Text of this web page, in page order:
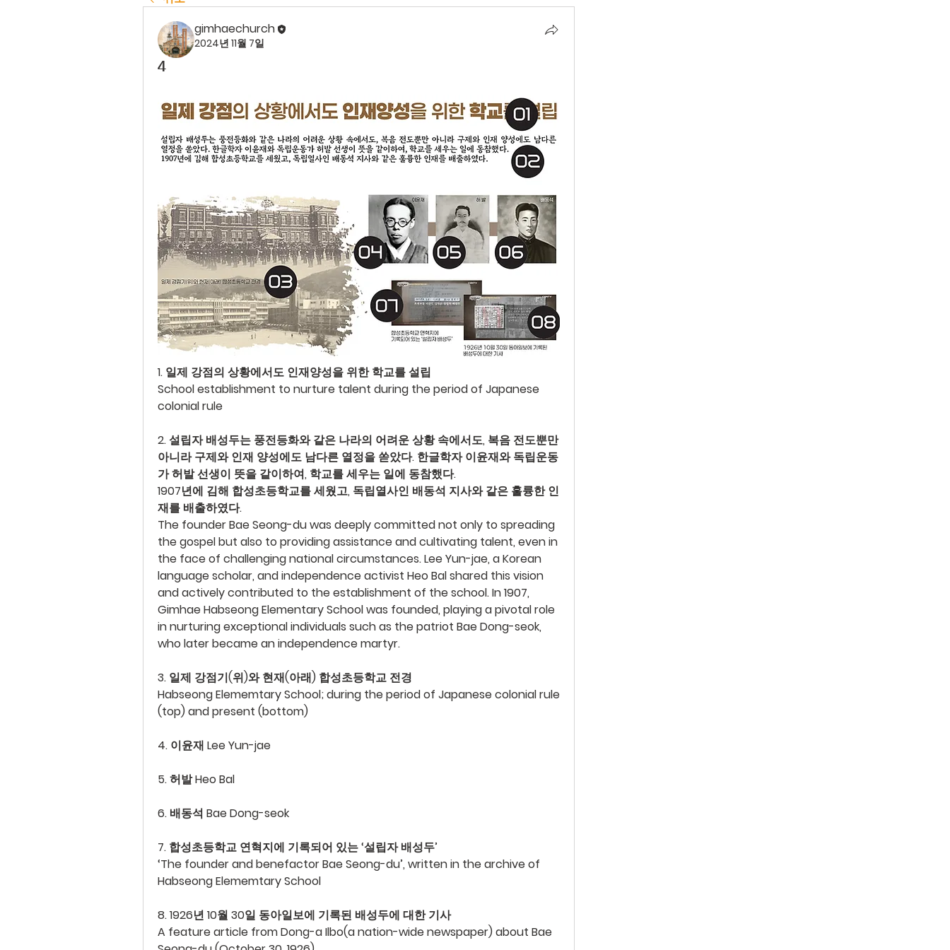
gimhaechurch
2024년 11월 7일
4
1. 일제 강점의 상황에서도 인재양성을 위한 학교를 설립
School establishment to nurture talent during the period of Japanese
colonial rule
2. 설립자 배성두는 풍전등화와 같은 나라의 어려운 상황 속에서도, 복음 전도뿐만
아니라 구제와 인재 양성에도 남다른 열정을 쏟았다. 한글학자 이윤재와 독립운동
가 허발 선생이 뜻을 같이하여, 학교를 세우는 일에 동참했다.
1907년에 김해 합성초등학교를 세웠고, 독립열사인 배동석 지사와 같은 훌륭한 인
재를 배출하였다.
The founder Bae Seong-du was deeply committed not only to spreading
the gospel but also to providing assistance and cultivating talent, even in
the face of challenging national circumstances. Lee Yun-jae, a Korean
language scholar, and independence activist Heo Bal shared this vision
and actively contributed to the establishment of the school. In 1907,
Gimhae Habseong Elementary School was founded, playing a pivotal role
in nurturing exceptional individuals such as the patriot Bae Dong-seok,
who later became an independence martyr.
3. 일제 강점기(위)와 현재(아래) 합성초등학교 전경
Habseong Elememtary School; during the period of Japanese colonial rule
(top) and present (bottom)
4. 이윤재 Lee Yun-jae
5. 허발 Heo Bal
6. 배동석 Bae Dong-seok
7. 합성초등학교 연혁지에 기록되어 있는 ‘설립자 배성두’
‘The founder and benefactor Bae Seong-du’, written in the archive of
Habseong Elememtary School
8. 1926년 10월 30일 동아일보에 기록된 배성두에 대한 기사
A feature article from Dong-a Ilbo(a nation-wide newspaper) about Bae